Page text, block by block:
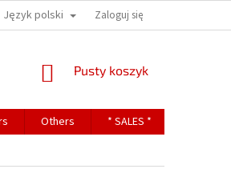
DATA PROTECTION
Język polski Zaloguj się
KOSZYK
Pusty koszyk
Others * SALES *